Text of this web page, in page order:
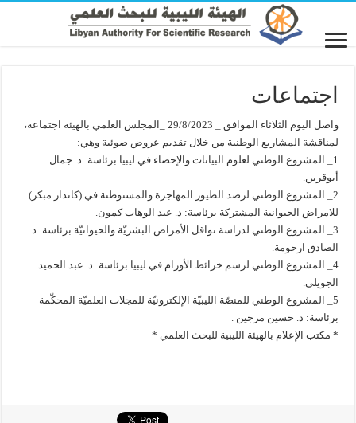
اجتماعات
واصل اليوم الثلاثاء الموافق _ 29/8/2023 _المجلس العلمي بالهيئة اجتماعه،
لمناقشة المشاريع الوطنية من خلال تقديم عروض ضوئية وهي:
1_ المشروع الوطني لعلوم البيانات والإحصاء في ليبيا برئاسة: د. جمال
أبوقرين.
2_ المشروع الوطني لرصد الطيور المهاجرة والمستوطنة في (كانذار مبكر)
للامراض الحيوانية المشتركة برئاسة: د. عبد الوهاب كمون.
3_ المشروع الوطني لدراسة نواقل الأمراض البشريّة والحيوانيّة برئاسة: د.
الصادق ارحومة.
4_ المشروع الوطني لرسم خرائط الأورام في ليبيا برئاسة: د. عبد الحميد
الجويلي.
5_ المشروع الوطني للمنصّة الليبيّة الإلكترونيّة للمجلات العلميّة المحكّمة
برئاسة: د. حسين مرجين .
* مكتب الإعلام بالهيئة الليبية للبحث العلمي *